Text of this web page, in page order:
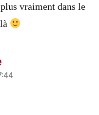
vraiment dans le